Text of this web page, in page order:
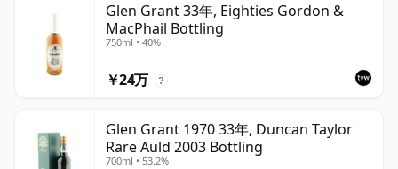
Glen Grant 33年, Eighties Gordon &
MacPhail Bottling
750ml • 40%
￥24万 ?
Glen Grant 1970 33年, Duncan Taylor
Rare Auld 2003 Bottling
700ml • 53.2%